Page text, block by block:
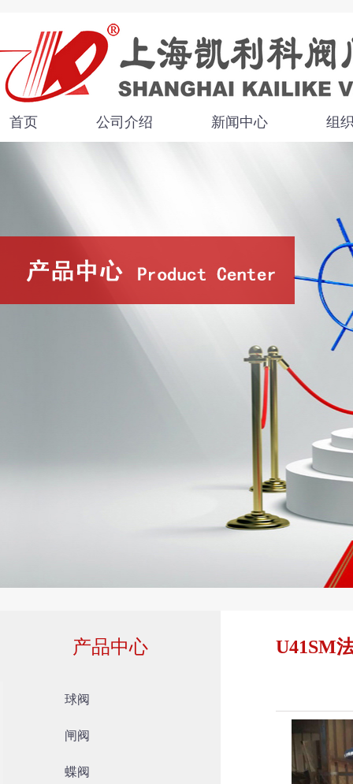
首页 公司介绍 新闻中心 组
产品中心
球阀
闸阀
蝶阀
U41SM